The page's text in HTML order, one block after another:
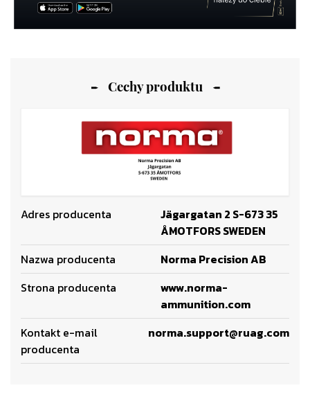
Cechy produktu
Adres producenta
Jägargatan 2 S-673 35
ÅMOTFORS SWEDEN
Nazwa producenta
Norma Precision AB
Strona producenta
www.norma-
ammunition.com
Kontakt e-mail
producenta
norma.support@ruag.com